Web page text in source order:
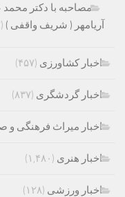
مصاحبه با دکتر محمد
آریامهر ( شریف واقفی ) (۱۰۷)
اخبار کشاورزی (۴۵۷)
اخبار گردشگری (۸۳۷)
اخبار میراث فرهنگی و
اخبار هنری (۱,۴۸۰)
اخبار ورزشی (۱۲۸)